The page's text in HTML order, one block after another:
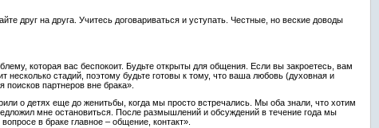
друг на друга. Учитесь договариваться и уступать. Честные, но веские доводы
которая вас беспокоит. Будьте открыты для общения. Если вы закроетесь, вам
стадий, поэтому будьте готовы к тому, что ваша любовь (духовная и
партнеров вне брака».
о детях еще до женитьбы, когда мы просто встречались. Мы оба знали, что хотим
мне остановиться. После размышлений и обсуждений в течение года мы
в браке главное – общение, контакт».